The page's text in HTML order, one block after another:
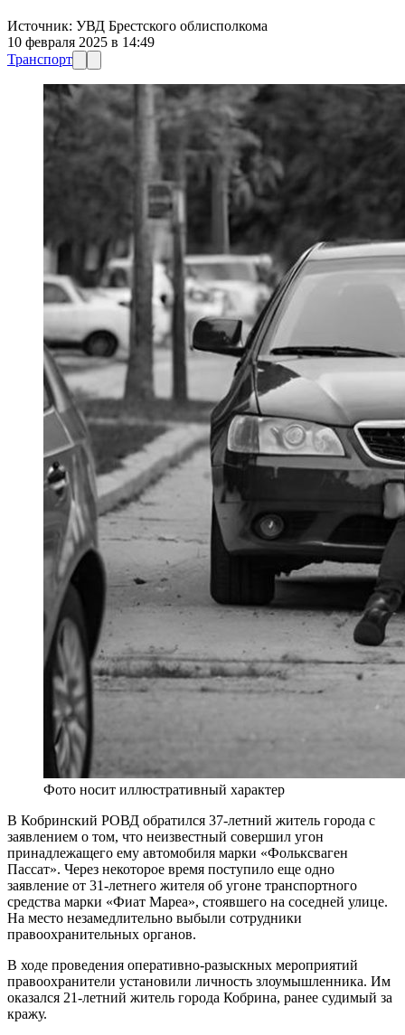
Источник: УВД Брестского облисполкома
10 февраля 2025 в 14:49
Транспорт
Фото носит иллюстративный характер
В Кобринский РОВД обратился 37-летний житель города с
заявлением о том, что неизвестный совершил угон
принадлежащего ему автомобиля марки «Фольксваген
Пассат». Через некоторое время поступило еще одно
заявление от 31-летнего жителя об угоне транспортного
средства марки «Фиат Мареа», стоявшего на соседней улице.
На место незамедлительно выбыли сотрудники
правоохранительных органов.
В ходе проведения оперативно-разыскных мероприятий
правоохранители установили личность злоумышленника. Им
оказался 21-летний житель города Кобрина, ранее судимый за
кражу.